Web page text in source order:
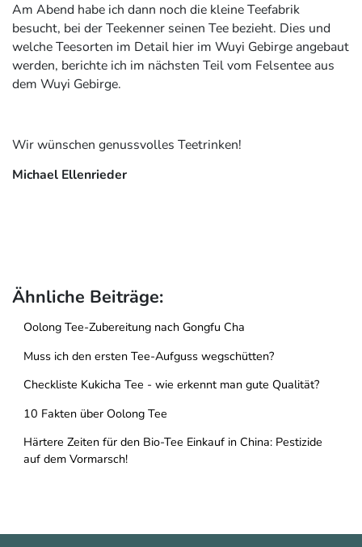
Am Abend habe ich dann noch die kleine Teefabrik
besucht, bei der Teekenner seinen Tee bezieht. Dies und
welche Teesorten im Detail hier im Wuyi Gebirge angebaut
werden, berichte ich im nächsten Teil vom Felsentee aus
dem Wuyi Gebirge.
Wir wünschen genussvolles Teetrinken!
Michael Ellenrieder
Ähnliche Beiträge:
Oolong Tee-Zubereitung nach Gongfu Cha
Muss ich den ersten Tee-Aufguss wegschütten?
Checkliste Kukicha Tee - wie erkennt man gute Qualität?
10 Fakten über Oolong Tee
Härtere Zeiten für den Bio-Tee Einkauf in China: Pestizide
auf dem Vormarsch!